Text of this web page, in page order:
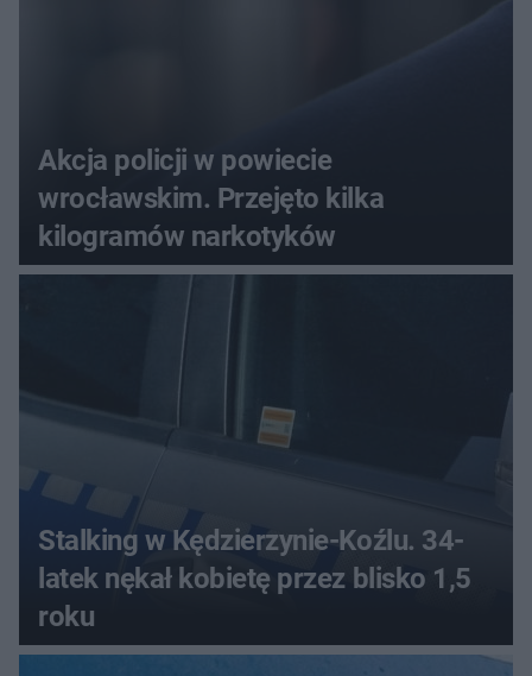
Akcja policji w powiecie
wrocławskim. Przejęto kilka
kilogramów narkotyków
Stalking w Kędzierzynie-Koźlu. 34-
latek nękał kobietę przez blisko 1,5
roku